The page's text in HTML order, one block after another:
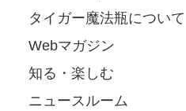
タイガー魔法瓶について
Webマガジン
知る・楽しむ
ニュースルーム